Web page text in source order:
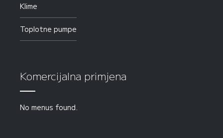
Klime
Toplotne pumpe
Komercijalna primjena
No menus found.